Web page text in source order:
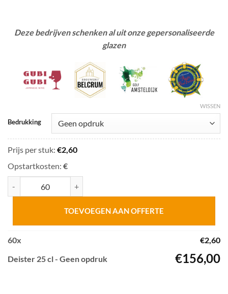
Deze bedrijven schenken al uit onze gepersonaliseerde
glazen
Bedrukking
WISSEN
Prijs per stuk: €2,60
Opstartkosten: €
TOEVOEGEN AAN OFFERTE
60x €2,60
Deister 25 cl - Geen opdruk
€156,00